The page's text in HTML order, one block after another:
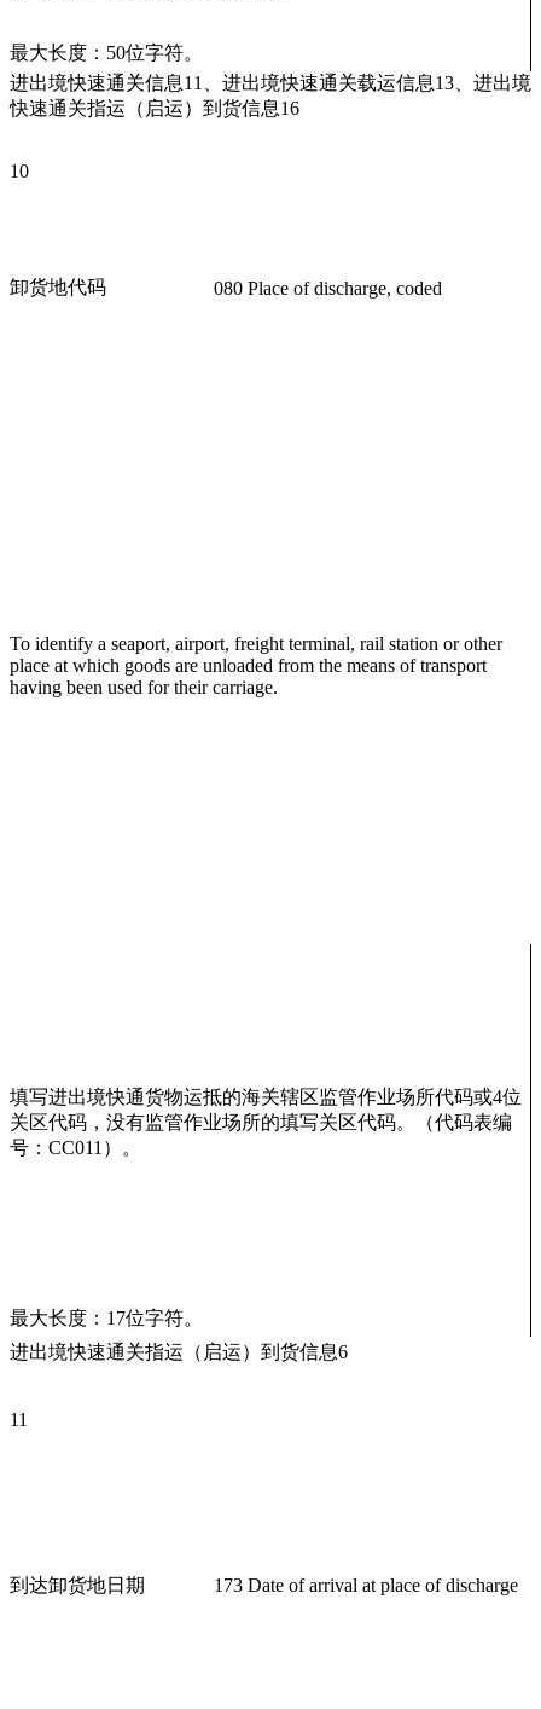
最大长度：50位字符。
进出境快速通关信息11、进出境快速通关载运信息13、进出境
快速通关指运（启运）到货信息16
10
卸货地代码 080 Place of discharge, coded
To identify a seaport, airport, freight terminal, rail station or other
place at which goods are unloaded from the means of transport
having been used for their carriage.
填写进出境快通货物运抵的海关辖区监管作业场所代码或4位
关区代码，没有监管作业场所的填写关区代码。（代码表编
号：CC011）。
最大长度：17位字符。
进出境快速通关指运（启运）到货信息6
11
到达卸货地日期 173 Date of arrival at place of discharge